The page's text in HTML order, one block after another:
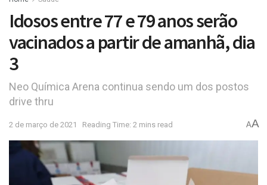
Idosos entre 77 e 79 anos serão
vacinados a partir de amanhã, dia
3
Neo Química Arena continua sendo um dos postos
drive thru
2 de março de 2021 Reading Time: 2 mins read AA